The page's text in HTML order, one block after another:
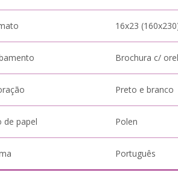
16x23
Brochura c/
Preto e branco
de papel Polen
Português